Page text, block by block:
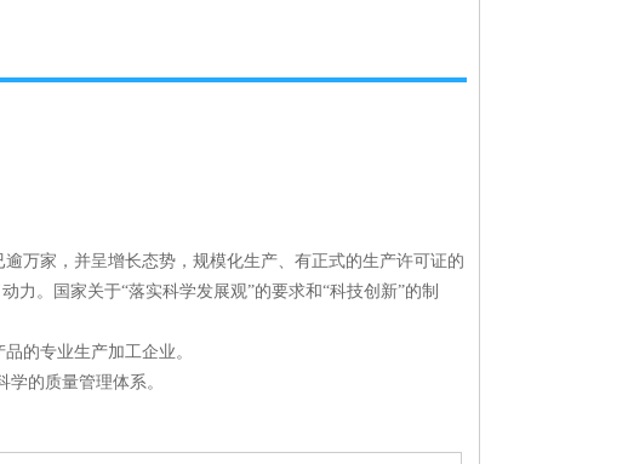
万家，并呈增长态势，规模化生产、有正式的生产许可证的
力。国家关于“落实科学发展观”的要求和“科技创新”的制
的专业生产加工企业。
的质量管理体系。